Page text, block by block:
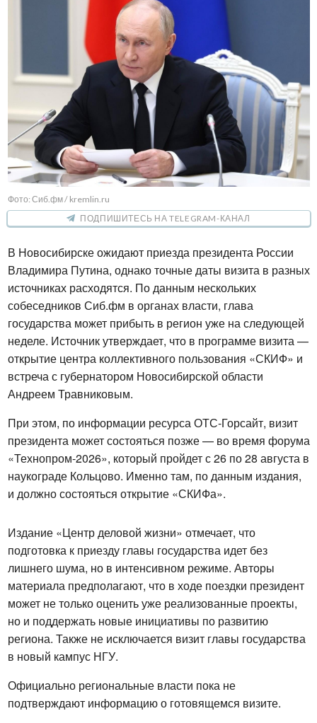
Фото: Сиб.фм / kremlin.ru
ПОДПИШИТЕСЬ НА TELEGRAM-КАНАЛ
В Новосибирске ожидают приезда президента России
Владимира Путина, однако точные даты визита в разных
источниках расходятся. По данным нескольких
собеседников Сиб.фм в органах власти, глава
государства может прибыть в регион уже на следующей
неделе. Источник утверждает, что в программе визита —
открытие центра коллективного пользования «СКИФ» и
встреча с губернатором Новосибирской области
Андреем Травниковым.
При этом, по информации ресурса ОТС-Горсайт, визит
президента может состояться позже — во время форума
«Технопром-2026», который пройдет с 26 по 28 августа в
наукограде Кольцово. Именно там, по данным издания,
и должно состояться открытие «СКИФа».
Издание «Центр деловой жизни» отмечает, что
подготовка к приезду главы государства идет без
лишнего шума, но в интенсивном режиме. Авторы
материала предполагают, что в ходе поездки президент
может не только оценить уже реализованные проекты,
но и поддержать новые инициативы по развитию
региона. Также не исключается визит главы государства
в новый кампус НГУ.
Официально региональные власти пока не
подтверждают информацию о готовящемся визите.